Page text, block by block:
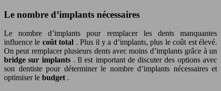
Le nombre d’implants nécessaires
Le nombre d’implants pour remplacer les dents manquantes
influence le coût total . Plus il y a d’implants, plus le coût est élevé.
On peut remplacer plusieurs dents avec moins d’implants grâce à un
bridge sur implants . Il est important de discuter des options avec
son dentiste pour déterminer le nombre d’implants nécessaires et
optimiser le budget .